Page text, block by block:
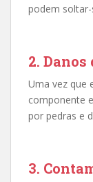
podem
2. Danos
Uma vez que
componente
por pedras e
3.